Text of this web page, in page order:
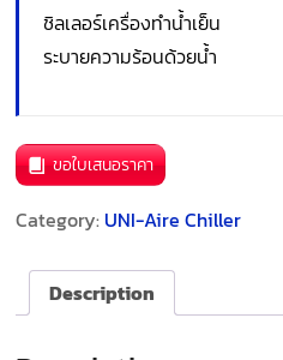
ชิลเลอร์เครื่องทำน้ำเย็น
ระบายความร้อนด้วยน้ำ
ขอใบเสนอราคา
Category: UNI-Aire Chiller
Description